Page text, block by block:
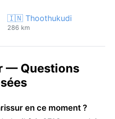
🇮🇳 Thoothukudi
286 km
— Questions
en ce moment ?